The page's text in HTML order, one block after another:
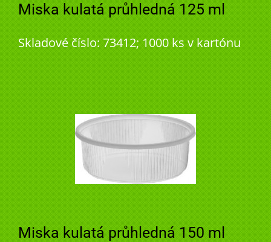
Miska kulatá průhledná 125 ml
Skladové číslo: 73412; 1000 ks v kartónu
Miska kulatá průhledná 150 ml